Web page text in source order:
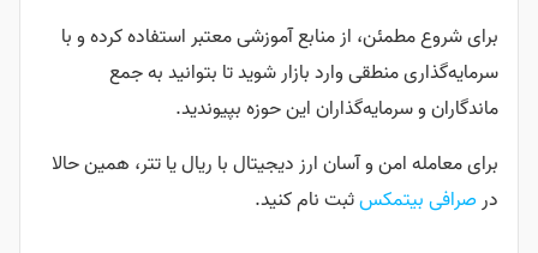
برای شروع مطمئن، از منابع آموزشی معتبر استفاده کرده و با
سرمایه‌گذاری منطقی وارد بازار شوید تا بتوانید به جمع
ماندگاران و سرمایه‌گذاران این حوزه بپیوندید.
برای معامله امن و آسان ارز دیجیتال با ریال یا تتر، همین حالا
درصرافی بیتمکسثبت نام کنید.